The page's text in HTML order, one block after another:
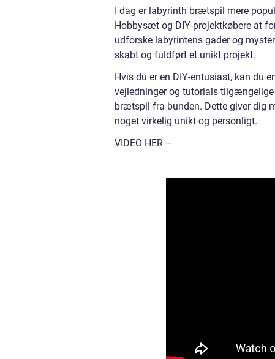
I dag er labyrinth brætspil mere
Hobbysæt og DIY-projektkøbere at
udforske labyrintens gåder og
skabt og fuldført et unikt projekt.
Hvis du er en DIY-entusiast, kan du
vejledninger og tutorials
brætspil fra bunden. Dette giver dig
noget virkelig unikt og personligt.
VIDEO HER –